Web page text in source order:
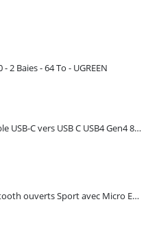
2 Baies - 64 To - UGREEN
Câble 240W Câble USB-C vers USB C USB4 Gen4 80Gbps pour Thunderbolt 5/4/3, Premium 18K double écran triple 4K PD3.1 - UGREEN
Écouteurs Bluetooth ouverts Sport avec Micro ENC IPX5 – HiTune S3 UGREEN 45785